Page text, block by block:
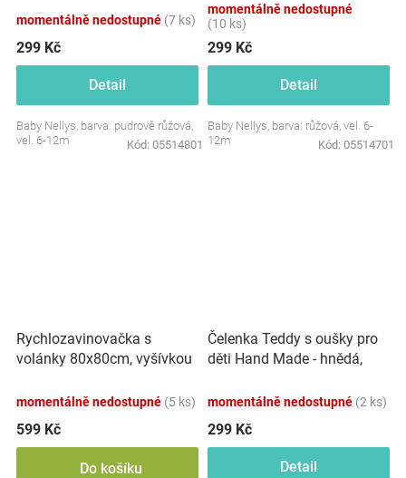
momentálně nedostupné (7 ks)
299 Kč
Detail
Baby Nellys, barva: pudrově růžová,
vel. 6-12m
Kód: 05514801
momentálně nedostupné
(10 ks)
299 Kč
Detail
Baby Nellys, barva: růžová, vel. 6-
12m
Kód: 05514701
Rychlozavinovačka s
volánky 80x80cm, vyšívkou
momentálně nedostupné (5 ks)
599 Kč
Do košíku
Čelenka Teddy s oušky pro
děti Hand Made - hnědá,
momentálně nedostupné (2 ks)
299 Kč
Detail